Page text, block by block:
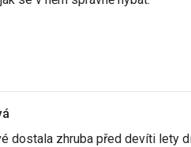
dostala zhruba před devíti lety